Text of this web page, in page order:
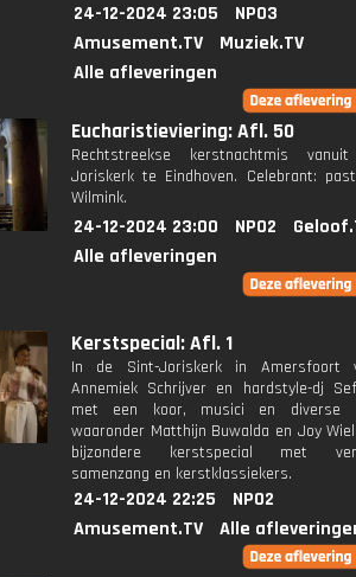
24-12-2024 23:05
NPO3
Amusement.TV
Muziek.TV
Alle afleveringen
Eucharistieviering: Afl. 50
Rechtstreekse kerstnachtmis
Joriskerk te Eindhoven. Celebrant:
Wilmink.
24-12-2024 23:00 NPO2
Alle afleveringen
Kerstspecial: Afl. 1
In de Sint-Joriskerk in Amersfoort
Annemiek Schrijver en hardstyle-dj
met een koor, musici en diverse
waaronder Matthijn Buwalda en Joy
bijzondere kerstspecial met
samenzang en kerstklassiekers.
24-12-2024 22:25
NPO2
Amusement.TV
Alle